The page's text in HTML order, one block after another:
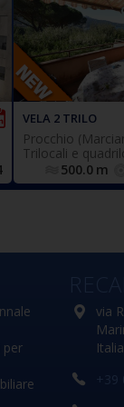
VELA 2 TRILO
Procchio
Trilocali e
500.0 m
trilocale
terra/
terrazza
,
composto da
divano letto
(n.2 singoli),
matrimoniale,
(n.2 singoli
affiancabili),
finestrato e
per
via
Italia